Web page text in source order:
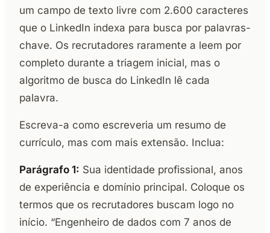
um campo de texto livre com 2.600 caracteres
que o LinkedIn indexa para busca por palavras-
chave. Os recrutadores raramente a leem por
completo durante a triagem inicial, mas o
algoritmo de busca do LinkedIn lê cada
palavra.
Escreva-a como escreveria um resumo de
currículo, mas com mais extensão. Inclua:
Parágrafo 1: Sua identidade profissional, anos
de experiência e domínio principal. Coloque os
termos que os recrutadores buscam logo no
início. “Engenheiro de dados com 7 anos de